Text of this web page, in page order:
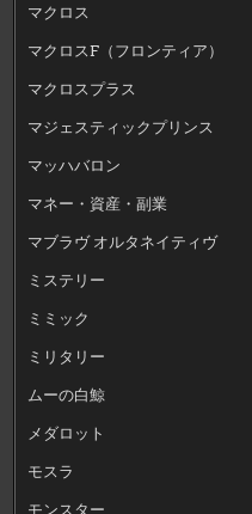
マクロス
マクロスF（フロンティア）
マクロスプラス
マジェスティックプリンス
マッハバロン
マネー・資産・副業
マブラヴ オルタネイティヴ
ミステリー
ミミック
ミリタリー
ムーの白鯨
メダロット
モスラ
モンスター